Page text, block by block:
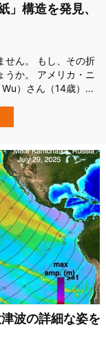
」構造を発見、
せん。 もし、その折
うか。 アメリカ・ニ
）さん（14歳）
超える重さにも耐え
米最大級の中学生向
波の詳細な姿を